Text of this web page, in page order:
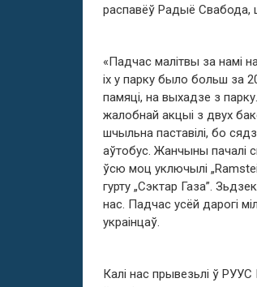
распавёў Радыё Свабода,
«Падчас малітвы за намі
іх у парку было больш за
памяці, на выхадзе з
жалобнай акцыі з двух
шчыльна паставілі, бо
аўтобус. Жанчыны пачалі
ўсю моц уключылі
гурту „Сэктар Газа”.
нас. Падчас усёй дарогі
украінцаў.
Калі нас прывезьлі ў РУУС